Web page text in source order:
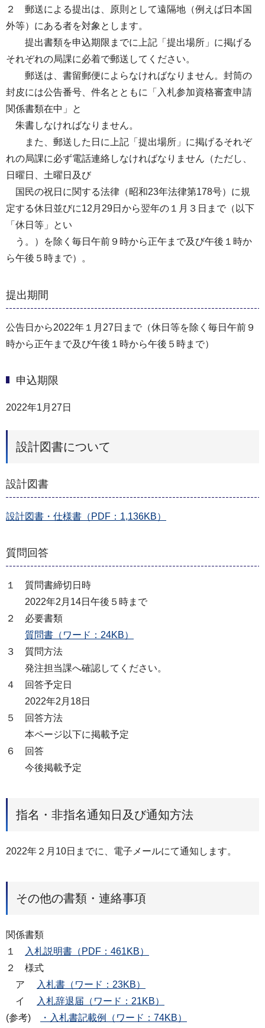
２ 郵送による提出は、原則として遠隔地（例えば日本国
外等）にある者を対象とします。
提出書類を申込期限までに上記「提出場所」に掲げる
それぞれの局課に必着で郵送してください。
郵送は、書留郵便によらなければなりません。封筒の
封皮には公告番号、件名とともに「入札参加資格審査申請
関係書類在中」と
朱書しなければなりません。
また、郵送した日に上記「提出場所」に掲げるそれぞ
れの局課に必ず電話連絡しなければなりません（ただし、
日曜日、土曜日及び
国民の祝日に関する法律（昭和23年法律第178号）に規
定する休日並びに12月29日から翌年の１月３日まで（以下
「休日等」とい
う。）を除く毎日午前９時から正午まで及び午後１時か
ら午後５時まで）。
提出期間
公告日から2022年１月27日まで（休日等を除く毎日午前９
時から正午まで及び午後１時から午後５時まで）
申込期限
2022年1月27日
設計図書について
設計図書
設計図書・仕様書（PDF：1,136KB）
質問回答
１ 質問書締切日時
2022年2月14日午後５時まで
２ 必要書類
質問書（ワード：24KB）
３ 質問方法
発注担当課へ確認してください。
４ 回答予定日
2022年2月18日
５ 回答方法
本ページ以下に掲載予定
６ 回答
今後掲載予定
指名・非指名通知日及び通知方法
2022年２月10日までに、電子メールにて通知します。
その他の書類・連絡事項
関係書類
１
入札説明書（PDF：461KB）
２ 様式
ア
入札書（ワード：23KB）
イ
入札辞退届（ワード：21KB）
(参考)
・入札書記載例（ワード：74KB）